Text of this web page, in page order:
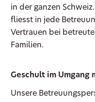
in der ganzen
fliesst in jede
Vertrauen bei
Familien.
Geschult im Umgang
Unsere